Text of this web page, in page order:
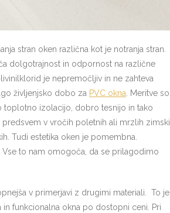
stran oken različna kot je notranja stran.
dolgotrajnost in odpornost na različne
je nepremočljiv in ne zahteva
življenjsko dobo za PVC okna. Meritve so
toplotno izolacijo, dobro tesnijo in tako
v vročih poletnih ali mrzlih zimski
Tudi estetika oken je pomembna.
Vse to nam omogoča, da se prilagodimo
v primerjavi z drugimi materiali. To je
funkcionalna okna po dostopni ceni. Pri